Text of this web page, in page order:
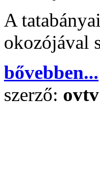
A
okozójával
bővebben...
szerző: ovtv